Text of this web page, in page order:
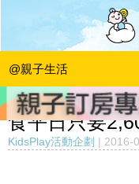
@親子生活
【暑假不加價
遠離城市，享
子到「渴望會
食平日只要
KidsPlay活動企劃 2016-